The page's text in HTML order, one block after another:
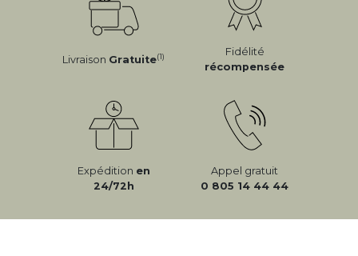
Livraison Gratuite(1)
Fidélité
récompensée
Expédition en
24/72h
Appel gratuit
0 805 14 44 44